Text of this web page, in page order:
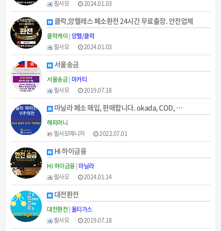
필사모
2024.01.03
클락,앙헬레스 페소환전 24시간 무료출장. 안전업체
클락케이 |앙헬/클락
필사모
2024.01.03
서울송금
서울송금 | 마카티
필사모
2019.07.18
마닐라 페소 매입, 판매합니다. okada, COD, …
해피머니
필사모매니저
2022.07.01
HI 하이금융
HI 하이금융| 마닐라
필사모
2024.01.14
대전환전
대전환전 |올티가스
필사모
2019.07.18